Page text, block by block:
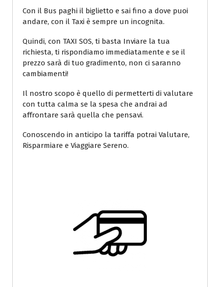
Con il Bus paghi il biglietto e sai fino a dove puoi
andare, con il Taxi è sempre un incognita.
Quindi, con TAXI SOS, ti basta Inviare la tua
richiesta, ti rispondiamo immediatamente e se il
prezzo sarà di tuo gradimento, non ci saranno
cambiamenti!
Il nostro scopo è quello di permetterti di valutare
con tutta calma se la spesa che andrai ad
affrontare sarà quella che pensavi.
Conoscendo in anticipo la tariffa potrai Valutare,
Risparmiare e Viaggiare Sereno.